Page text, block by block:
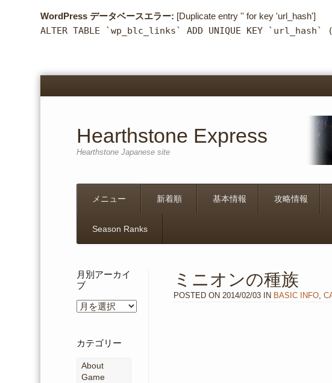
WordPress データベースエラー: [Duplicate entry '' for key 'url_hash']
ALTER TABLE `wp_blc_links` ADD UNIQUE KEY
Hearthstone Express
Hearthstone Japanese site
メニュー 新着順 基本情報 攻略情報
Season Ranks
ミニオンの種族
POSTED ON 2014/02/03 IN BASIC INFO ,
月別アーカイ
ブ
月
ー
カ
イ
ブ
カテゴリー
About
Game